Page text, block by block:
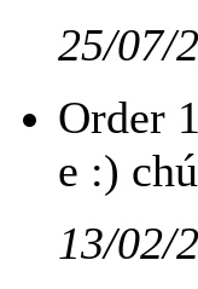
25/07/
Order
e :)
13/02/